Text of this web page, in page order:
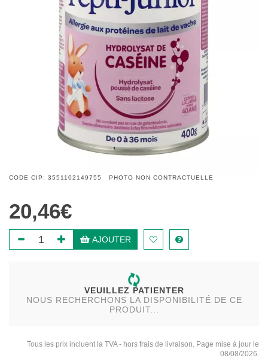
CODE CIP: 3551102149755 PHOTO NON CONTRACTUELLE
20,46€
AJOUTER
VEUILLEZ PATIENTER
NOUS RECHERCHONS LA DISPONIBILITÉ DE CE
PRODUIT...
Tous les prix incluent la TVA - hors frais de livraison. Page mise à jour le
08/08/2026.